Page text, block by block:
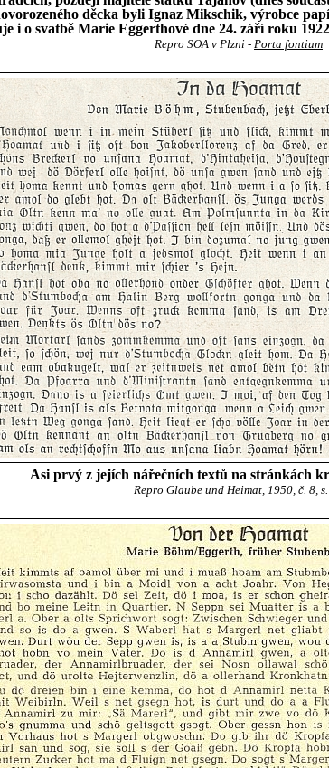
děcka byli Ignaz Mikschik, výrobce
i o svatbě Marie Eggerthové dne 24. září roku
Repro SOA v Plzni - Porta fontium
Asi prvý z jejích nářečních textů na stránkách
Repro Glaube und Heimat, 1950, č. 8,